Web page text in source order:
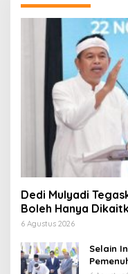
Dedi Mulyadi
Boleh Hanya
6 Agustus 2026
Selain